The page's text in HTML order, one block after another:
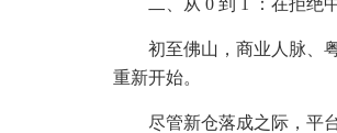
初至佛山，商业人脉、
重新开始。
尽管新仓落成之际，平